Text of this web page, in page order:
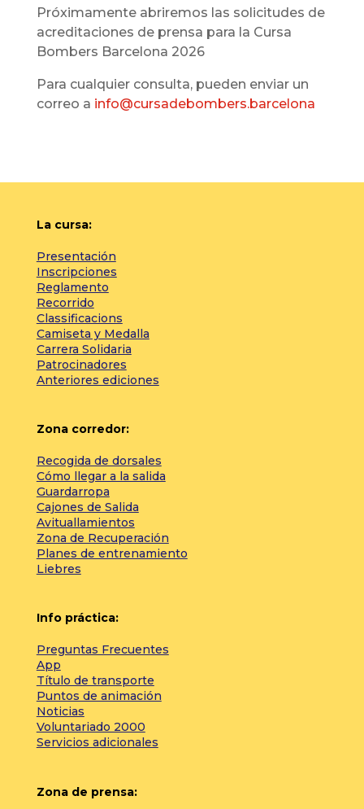
Próximamente abriremos las solicitudes de
acreditaciones de prensa para la Cursa
Bombers Barcelona 2026
Para cualquier consulta, pueden enviar un
correo a info@cursadebombers.barcelona
La cursa:
Presentación
Inscripciones
Reglamento
Recorrido
Classificacions
Camiseta y Medalla
Carrera Solidaria
Patrocinadores
Anteriores ediciones
Zona corredor:
Recogida de dorsales
Cómo llegar a la salida
Guardarropa
Cajones de Salida
Avituallamientos
Zona de Recuperación
Planes de entrenamiento
Liebres
Info práctica:
Preguntas Frecuentes
App
Título de transporte
Puntos de animación
Noticias
Voluntariado 2000
Servicios adicionales
Zona de prensa: